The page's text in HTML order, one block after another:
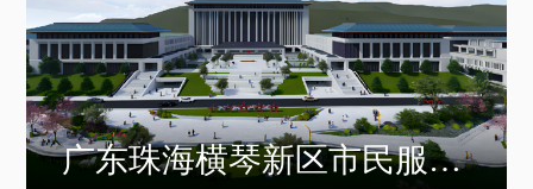
广东珠海横琴新区市民服务